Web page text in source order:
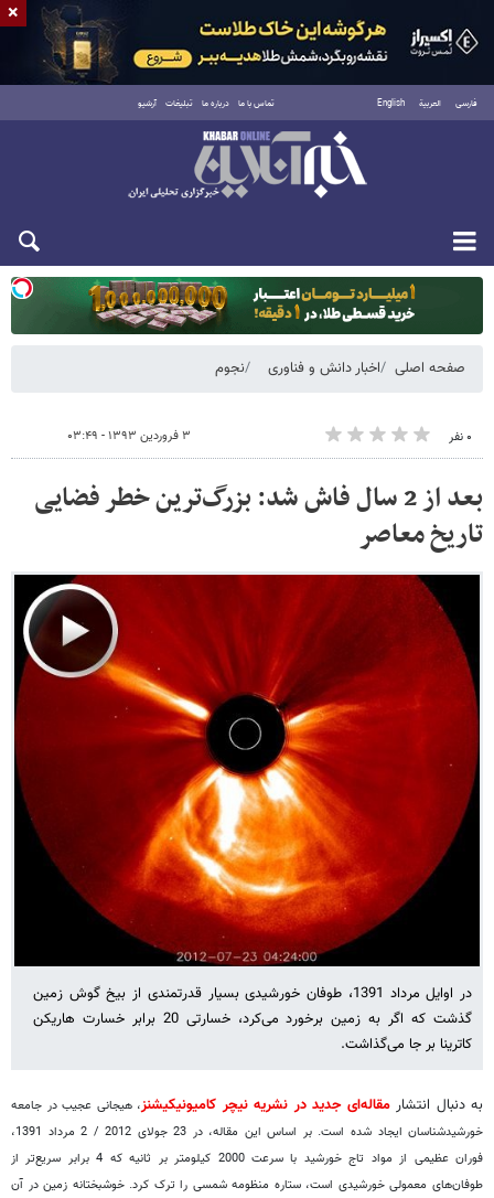
فارسی العربية English تماس با ما درباره ما تبلیغات آرشیو
یکشنبه ۱۸ مرداد ۱۴۰۵
صفحه اصلی اخبار دانش و فناوری نجوم
۰ نفر ۳ فروردین ۱۳۹۳ - ۰۳:۴۹
بعد از 2 سال فاش شد: بزرگ‌ترین خطر فضایی
تاریخ معاصر
در اوایل مرداد 1391، طوفان خورشیدی بسیار قدرتمندی از بیخ گوش زمین
گذشت که اگر به زمین برخورد می‌کرد، خسارتی 20 برابر خسارت هاریکن
کاترینا بر جا می‌گذاشت.
به دنبال انتشارمقاله‌ای جدید در نشریه نیچر کامیونیکیشنز، هیجانی عجیب در جامعه
خورشیدشناسان ایجاد شده است. بر اساس این مقاله، در 23 جولای 2012 / 2 مرداد 1391،
فوران عظیمی از مواد تاج خورشید با سرعت 2000 کیلومتر بر ثانیه که 4 برابر سریع‌تر از
طوفان‌های معمولی خورشیدی است، ستاره منظومه شمسی را ترک کرد. خوشبختانه زمین در آن
×